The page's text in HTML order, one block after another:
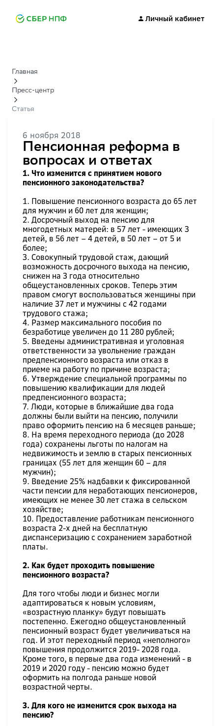
Личный кабинет
Главная
Пресс-центр
Статья
6 ноября 2018
Пенсионная реформа в
вопросах и ответах
1. Что изменится с принятием нового
пенсионного законодательства?
1. Повышение пенсионного возраста до 65 лет
для мужчин и 60 лет для женщин;
2. Досрочный выход на пенсию для
многодетных матерей: в 57 лет - имеющих 3
детей, в 56 лет – 4 детей, в 50 лет – от 5 и
более;
3. Совокупный трудовой стаж, дающий
возможность досрочного выхода на пенсию,
снижен на 3 года относительно
общеустановленных сроков. Теперь этим
правом смогут воспользоваться женщины при
наличие 37 лет и мужчины с 42 годами
трудового стажа;
4. Размер максимального пособия по
безработице увеличен до 11 280 рублей;
5. Введены административная и уголовная
ответственности за увольнение граждан
предпенсионного возраста или отказ в
приеме на работу по причине возраста;
6. Утверждение специальной программы по
повышению квалификации для людей
предпенсионного возраста;
7. Люди, которые в ближайшие два года
должны были выйти на пенсию, получили
право оформить пенсию на 6 месяцев раньше;
8. На время переходного периода (до 2028
года) сохранены льготы по налогам на
недвижимость и землю в старых пенсионных
границах (55 лет для женщин 60 – для
мужчин);
9. Введение 25% надбавки к фиксированной
части пенсии для неработающих пенсионеров,
имеющих не менее 30 лет стажа в сельском
хозяйстве;
10. Предоставление работникам пенсионного
возраста 2-х дней на бесплатную
диспансеризацию с сохранением заработной
платы.
2. Как будет проходить повышение
пенсионного возраста?
Для того чтобы люди и бизнес могли
адаптироваться к новым условиям,
«возрастную планку» будут повышать
постепенно. Ежегодно общеустановленный
пенсионный возраст будет увеличиваться на
год. И этот переходный период «неполного»
повышения продолжится 2019- 2028 года.
Кроме того, в первые два года изменений - в
2019 и 2020 году - пенсию можно будет
оформить на полгода раньше новой
возрастной черты.
3. Для кого не изменится срок выхода на
пенсию?